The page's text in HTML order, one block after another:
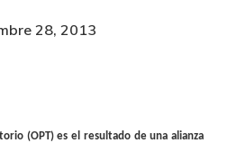
28, 2013
(OPT) es el resultado de una alianza